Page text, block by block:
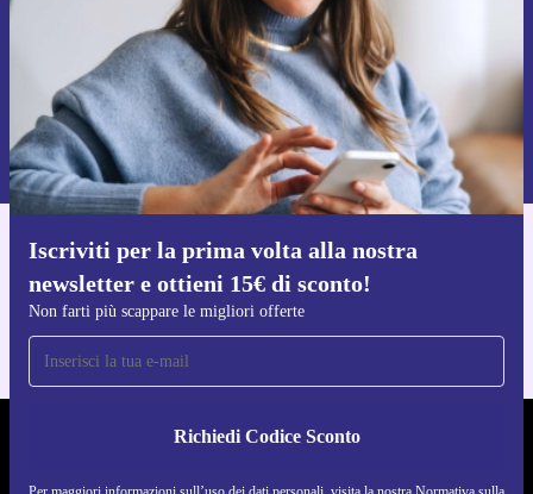
Iscriviti per la prima volta alla nostra
newsletter e ottieni 15€ di sconto!
Non farti più scappare le migliori offerte
Richiedi Codice Sconto
Richiedi codice sconto
Per maggiori informazioni sull’uso dei dati personali, visita la nostra
Normativa sulla privacy
Scarica l'app di refurbed
Per iOS e Android
REFURBED ITALIA - RETHINK NEW.